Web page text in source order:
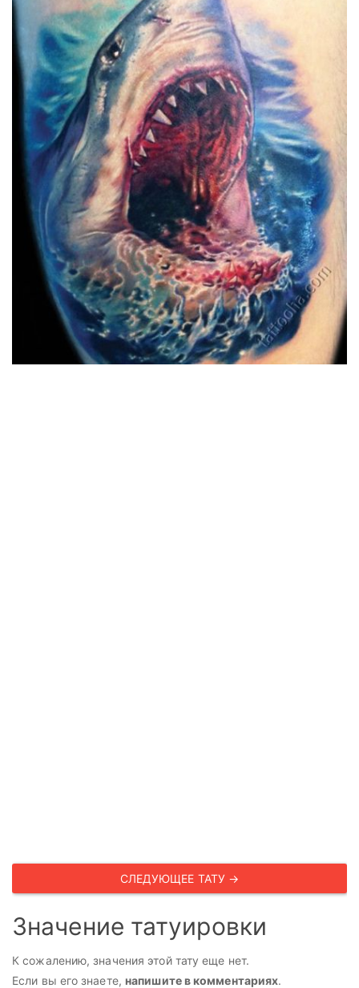
СЛЕДУЮЩЕЕ ТАТУ →
Значение татуировки
К сожалению, значения этой тату еще нет.
Если вы его знаете, напишите в комментариях.